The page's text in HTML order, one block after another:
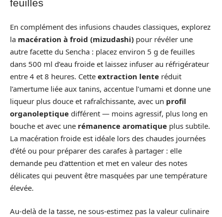
feuilles
En complément des infusions chaudes classiques, explorez
la macération à froid (mizudashi) pour révéler une
autre facette du Sencha : placez environ 5 g de feuilles
dans 500 ml d’eau froide et laissez infuser au réfrigérateur
entre 4 et 8 heures. Cette extraction lente réduit
l’amertume liée aux tanins, accentue l’umami et donne une
liqueur plus douce et rafraîchissante, avec un profil
organoleptique différent — moins agressif, plus long en
bouche et avec une rémanence aromatique plus subtile.
La macération froide est idéale lors des chaudes journées
d’été ou pour préparer des carafes à partager : elle
demande peu d’attention et met en valeur des notes
délicates qui peuvent être masquées par une température
élevée.
Au-delà de la tasse, ne sous-estimez pas la valeur culinaire